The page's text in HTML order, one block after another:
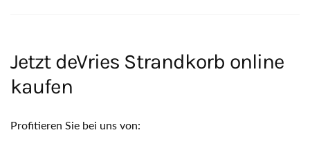
Jetzt deVries Strandkorb online
kaufen
Profitieren Sie bei uns von: